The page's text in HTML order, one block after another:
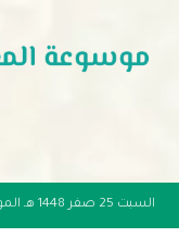
السبت 25 صفر 1448 هـ الموافق 8 أغسطس 2026 مـ